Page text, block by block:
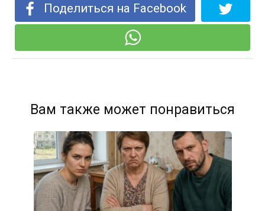
Поделиться на Facebook
Вам также может понравиться